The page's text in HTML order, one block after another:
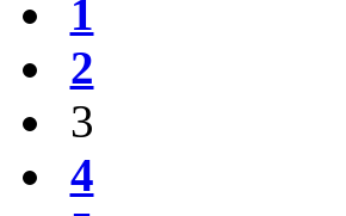
1
2
3
4